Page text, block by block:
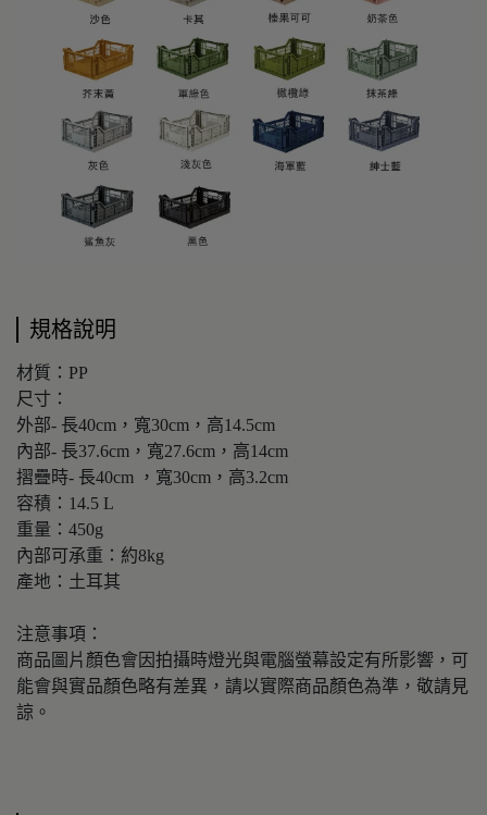
規格說明
材質：PP
尺寸：
外部- 長40cm，寬30cm，高14.5cm
內部- 長37.6cm，寬27.6cm，高14cm
摺疊時- 長40cm ，寬30cm，高3.2cm
容積：14.5 L
重量：450g
內部可承重：約8kg
產地：土耳其
注意事項：
商品圖片顏色會因拍攝時燈光與電腦螢幕設定有所影響，可
能會與實品顏色略有差異，請以實際商品顏色為準，敬請見
諒。